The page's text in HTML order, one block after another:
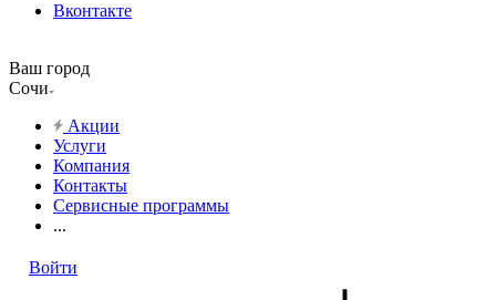
Вконтакте
Ваш город
Сочи
Акции
Услуги
Компания
Контакты
Сервисные программы
...
Войти